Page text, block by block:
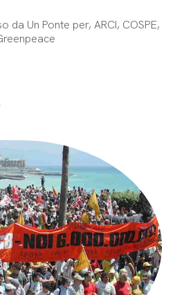
Un Ponte per, ARCI, COSPE,